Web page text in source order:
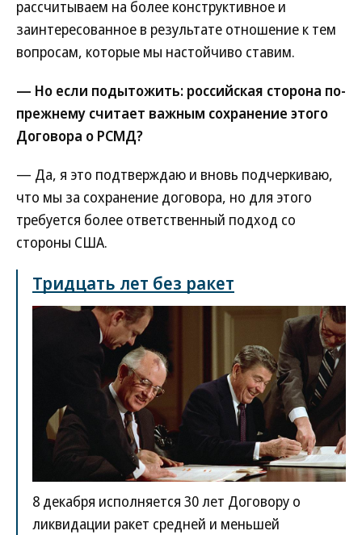
рассчитываем на более конструктивное и
заинтересованное в результате отношение к тем
вопросам, которые мы настойчиво ставим.
— Но если подытожить: российская сторона по-
прежнему считает важным сохранение этого
Договора о РСМД?
— Да, я это подтверждаю и вновь подчеркиваю,
что мы за сохранение договора, но для этого
требуется более ответственный подход со
стороны США.
Тридцать лет без ракет
8 декабря исполняется 30 лет Договору о
ликвидации ракет средней и меньшей